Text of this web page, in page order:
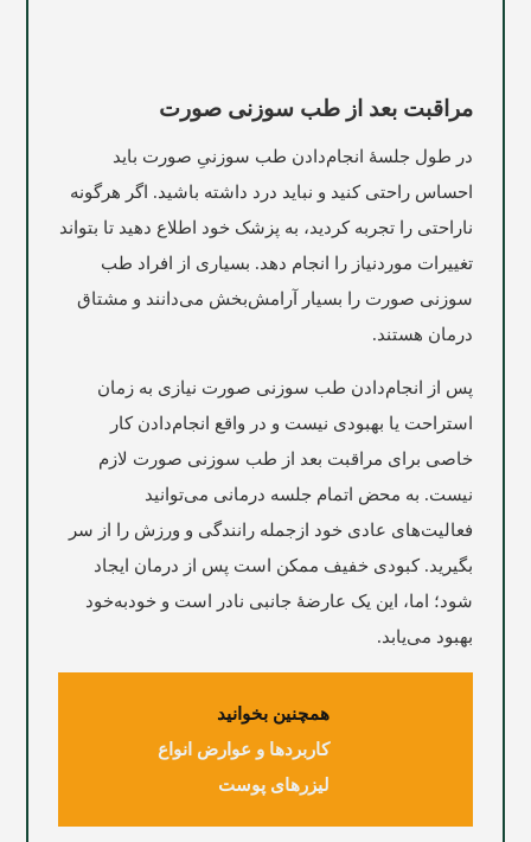
مراقبت بعد از طب سوزنی صورت
در طول جلسۀ انجام‌دادن طب سوزنیِ صورت باید
احساس راحتی کنید و نباید درد داشته باشید. اگر هرگونه
ناراحتی را تجربه کردید، به پزشک خود اطلاع دهید تا بتواند
تغییرات موردنیاز را انجام دهد. بسیاری از افراد طب
سوزنی صورت را بسیار آرامش‌بخش می‌دانند و مشتاق
درمان هستند.
پس از انجام‌دادن طب سوزنی صورت نیازی به زمان
استراحت یا بهبودی نیست و در واقع انجام‌دادن کار
خاصی برای مراقبت بعد از طب سوزنی صورت لازم
نیست. به محض اتمام جلسه درمانی می‌توانید
فعالیت‌های عادی خود ازجمله رانندگی و ورزش را از سر
بگیرید. کبودی خفیف ممکن است پس از درمان ایجاد
شود؛ اما، این یک عارضۀ جانبی نادر است و خودبه‌خود
بهبود می‌یابد.
همچنین بخوانید
کاربردها و عوارض انواع
لیزرهای پوست